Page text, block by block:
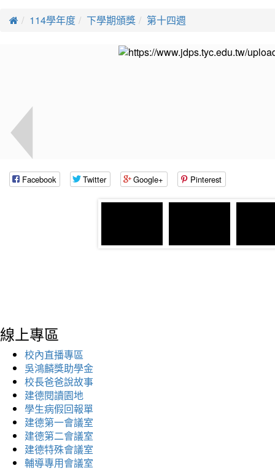
114學年度 下學期頒獎 第十四週
Facebook Twitter Google+ Pinterest
線上專區
校內直播專區
吳鴻麟獎助學金
校長爸爸說故事
建德閱讀園地
學生病假回報單
建德第一會議室
建德第二會議室
建德特殊會議室
輔導專用會議室